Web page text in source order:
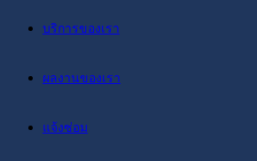
บริการของเรา
ผลงานของเรา
แจ้งซ่อม